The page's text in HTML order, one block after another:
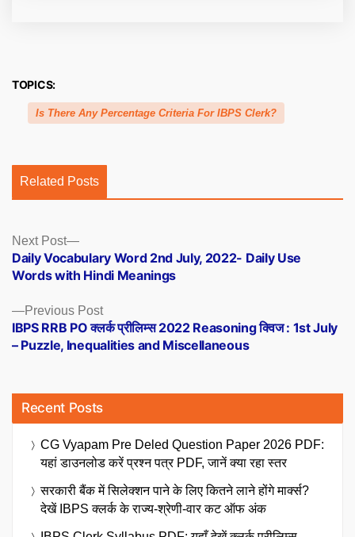
TOPICS:
Is There Any Percentage Criteria For IBPS Clerk?
Related Posts
Posts
navigation
Previous PostPrevious
post:
IBPS RRB PO क्लर्क प्रीलिम्स 2022 Reasoning क्विज : 1st July
– Puzzle, Inequalities and Miscellaneous
Next Post
Next
post:
Daily Vocabulary Word 2nd July, 2022- Daily Use
Words with Hindi Meanings
Recent Posts
CG Vyapam Pre Deled Question Paper 2026 PDF:
यहां डाउनलोड करें प्रश्न पत्र PDF, जानें क्या रहा स्तर
सरकारी बैंक में सिलेक्शन पाने के लिए कितने लाने होंगे मार्क्स?
देखें IBPS क्लर्क के राज्य-श्रेणी-वार कट ऑफ अंक